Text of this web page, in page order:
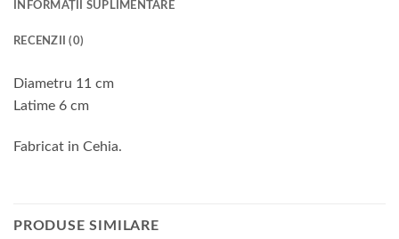
INFORMAȚII SUPLIMENTARE
RECENZII (0)
Diametru 11 cm
Latime 6 cm
Fabricat in Cehia.
PRODUSE SIMILARE